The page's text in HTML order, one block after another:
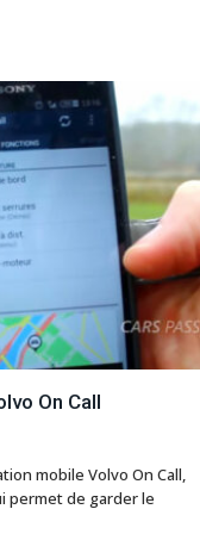
On Call
mobile Volvo On Call,
permet de garder le